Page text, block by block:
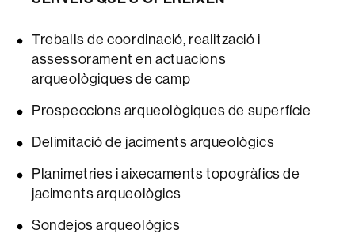
Treballs de coordinació, realització i
assessorament en actuacions
arqueològiques de camp
Prospeccions arqueològiques de superfície
Delimitació de jaciments arqueològics
Planimetries i aixecaments topogràfics de
jaciments arqueològics
Sondejos arqueològics